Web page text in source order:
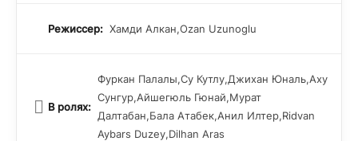
Режиссер: Хамди Алкан,Ozan Uzunoglu
В ролях:
Фуркан Палалы,Су Кутлу,Джихан Юналь,Аху
Сунгур,Айшегюль Гюнай,Мурат
Далтабан,Бала Атабек,Анил Илтер,Ridvan
Aybars Duzey,Dilhan Aras